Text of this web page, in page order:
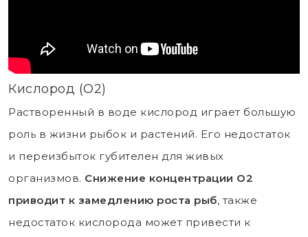
Кислород (О2)
Растворенный в воде кислород играет большую
роль в жизни рыбок и растений. Его недостаток
и переизбыток губителен для живых
организмов. Снижение концентрации O2
приводит к замедлению роста рыб, также
недостаток кислорода может привести к